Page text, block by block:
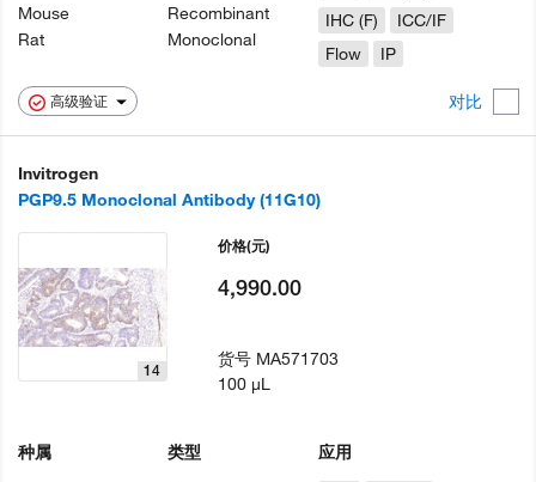
高级验证 对比
Mouse
Rat
Recombinant
Monoclonal
IHC (F)
ICC/IF
Flow
IP
Invitrogen
PGP9.5 Monoclonal Antibody (11G10)
14
种属
类型
应用
价格(元)
4,990.00
货号 MA571703
100 µL